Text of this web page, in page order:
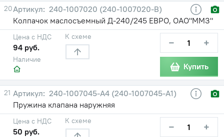
20
240-1007020 (240-1007020-В)
Колпачок маслосъемный Д-240/245 ЕВРО, ОАО"ММЗ"
Наличие
Цена с НДС
94 руб.
К схеме − +
Купить
21
240-1007045-А4 (240-1007045-А1)
Пружина клапана наружняя
Цена с НДС
50 руб.
К схеме − +